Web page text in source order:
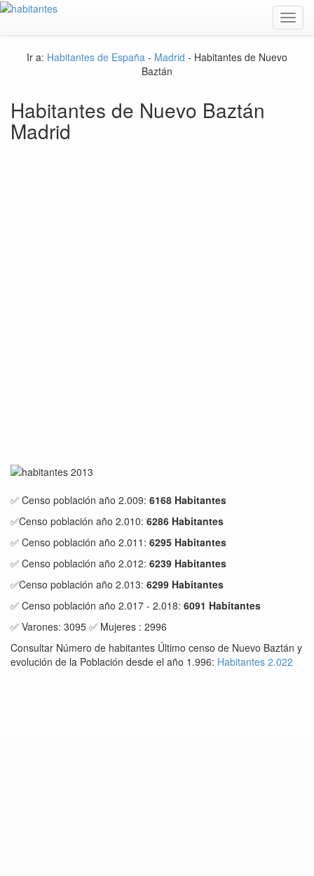
Ir a: Habitantes de España - Madrid - Habitantes de Nuevo
Baztán
Habitantes de Nuevo Baztán
Madrid
✅ Censo población año 2.009: 6168 Habitantes
✅Censo población año 2.010: 6286 Habitantes
✅ Censo población año 2.011: 6295 Habitantes
✅ Censo población año 2.012: 6239 Habitantes
✅Censo población año 2.013: 6299 Habitantes
✅ Censo población año 2.017 - 2.018: 6091 Habitantes
✅ Varones: 3095 ✅ Mujeres : 2996
Consultar Número de habitantes Último censo de Nuevo Baztán y
evolución de la Población desde el año 1.996: Habitantes 2.022